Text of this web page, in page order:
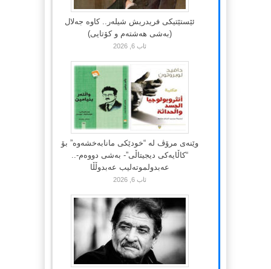
ئێستێتیکی فریدریش شیلەر.. کاوە جەلال
(بەشی هەشتەم و کۆتایی)
ئاب 6, 2026
وێنەی مرۆڤ لە “خودێکی مانابەخشەوە” بۆ
“کاڵایەکی دیجیتاڵی”- بەشی دووەم-..
عەبدولموتەلیب عەبدوڵڵا
ئاب 6, 2026